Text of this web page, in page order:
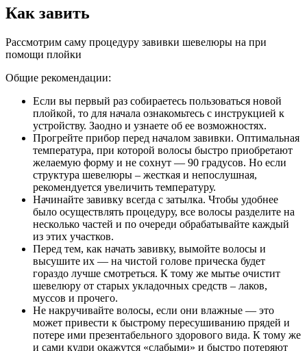
Как завить
Рассмотрим саму процедуру завивки шевелюры на при
помощи плойки
Общие рекомендации:
Если вы первый раз собираетесь пользоваться новой
плойкой, то для начала ознакомьтесь с инструкцией к
устройству. Заодно и узнаете об ее возможностях.
Прогрейте прибор перед началом завивки. Оптимальная
температура, при которой волосы быстро приобретают
желаемую форму и не сохнут — 90 градусов. Но если
структура шевелюры – жесткая и непослушная,
рекомендуется увеличить температуру.
Начинайте завивку всегда с затылка. Чтобы удобнее
было осуществлять процедуру, все волосы разделите на
несколько частей и по очереди обрабатывайте каждый
из этих участков.
Перед тем, как начать завивку, вымойте волосы и
высушите их — на чистой голове прическа будет
гораздо лучше смотреться. К тому же мытье очистит
шевелюру от старых укладочных средств – лаков,
муссов и прочего.
Не накручивайте волосы, если они влажные — это
может привести к быстрому пересушиванию прядей и
потере ими презентабельного здорового вида. К тому же
и сами кудри окажутся «слабыми» и быстро потеряют